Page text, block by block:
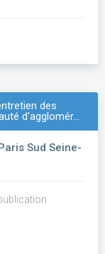
des
d'agglomér…
Sud Seine-
: